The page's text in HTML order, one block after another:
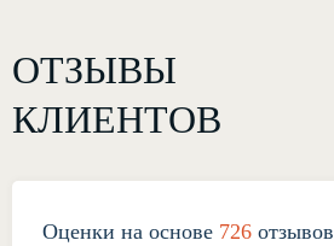
ОТЗЫВЫ
КЛИЕНТОВ
Оценки на основе 726 отзывов